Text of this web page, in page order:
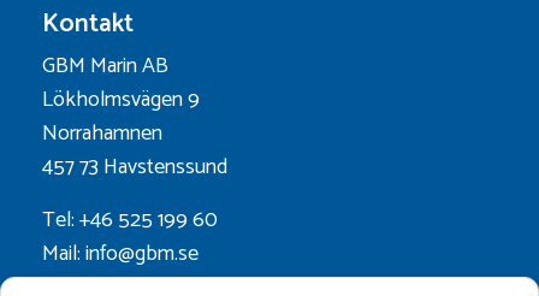
Kontakt
GBM Marin AB
Lökholmsvägen 9
Norrahamnen
457 73 Havstenssund
Tel: +46 525 199 60
Mail: info@gbm.se